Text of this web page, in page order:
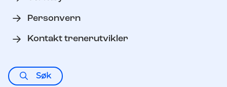
Personvern
Kontakt trenerutvikler
Søk